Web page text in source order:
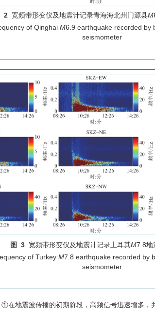
2 宽频带形变仪及地震计记录青海海北州门源县M
of QinghaiM6.9 earthquake recorded by
seismometer
图 3 宽频带形变仪及地震计记录土耳其M7.8地
of TurkeyM7.8 earthquake recorded by
seismometer
在地震波传播的初期阶段，高频信号迅速增多，